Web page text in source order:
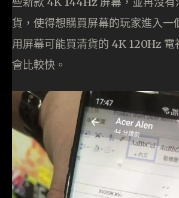
貨，使得想購買屏幕的玩家進入一
用屏幕可能買清貨的 4K 120Hz 電
會比較快。